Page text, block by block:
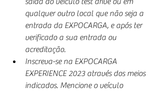
qualquer outro local que não seja a
entrada da EXPOCARGA, e após ter
verificado a sua entrada ou
acreditação.
Inscreva-se na EXPOCARGA
EXPERIENCE 2023 através dos meios
indicados. Mencione o veículo